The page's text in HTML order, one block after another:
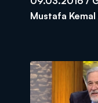
Mustafa Kemal